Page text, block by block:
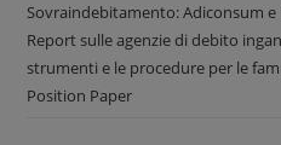
Sovraindebitamento: Adiconsum
Report sulle agenzie di debito
strumenti e le procedure per le
Position Paper